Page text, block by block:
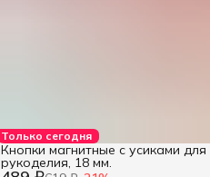
Только сегодня
Кнопки магнитные с усиками для
рукоделия, 18 мм.